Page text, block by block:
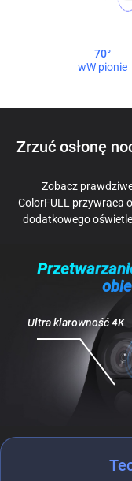
70°
wW pionie
Zrzuć osłonę
Zobacz
ColorFULL przywraca
dodatkowego
Ultra klarowność 4K